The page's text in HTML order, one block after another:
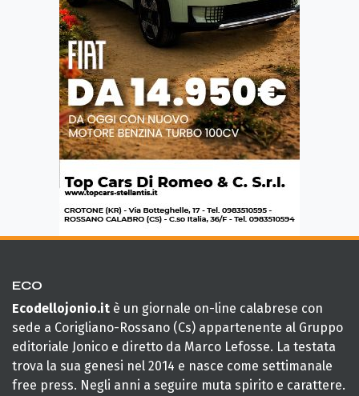
ECO
Ecodellojonio.it è un giornale on-line calabrese con
sede a Corigliano-Rossano (Cs) appartenente al Gruppo
editoriale Jonico e diretto da Marco Lefosse. La testata
trova la sua genesi nel 2014 e nasce come settimanale
free press. Negli anni a seguire muta spirito e carattere.